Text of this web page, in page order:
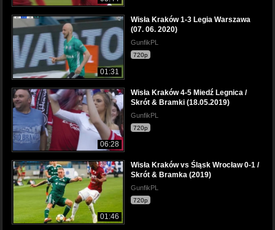
01:31
Wisła Kraków 1-3 Legia Warszawa
(07. 06. 2020)
GunfikPL
720p
06:28
Wisła Kraków 4-5 Miedź Legnica /
Skrót & Bramki (18.05.2019)
GunfikPL
720p
01:46
Wisła Kraków vs Śląsk Wrocław 0-1 /
Skrót & Bramka (2019)
GunfikPL
720p